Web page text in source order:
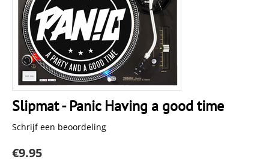
Slipmat - Panic Having a good time
Schrijf een beoordeling
€9.95